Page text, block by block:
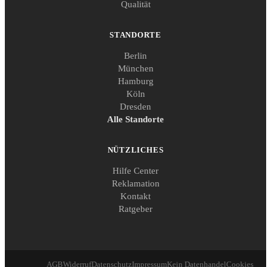
Qualität
STANDORTE
Berlin
München
Hamburg
Köln
Dresden
Alle Standorte
NÜTZLICHES
Hilfe Center
Reklamation
Kontakt
Ratgeber
AGBWiderrufDatenschutzImpressumKein DatenhandelCookies